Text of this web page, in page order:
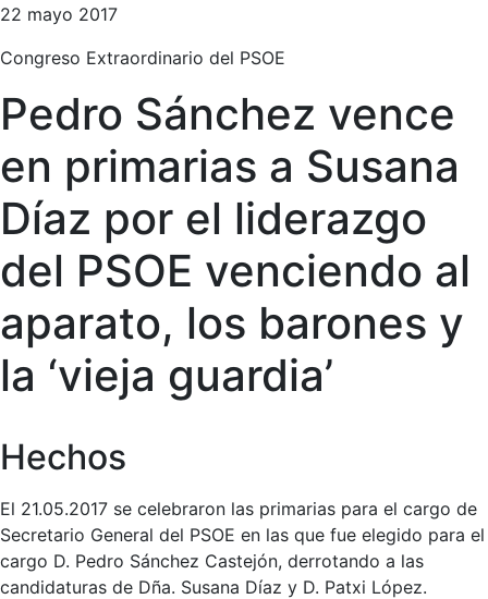
22 mayo 2017
Congreso Extraordinario del PSOE
Pedro Sánchez vence
en primarias a Susana
Díaz por el liderazgo
del PSOE venciendo al
aparato, los barones y
la ‘vieja guardia’
Hechos
El 21.05.2017 se celebraron las primarias para el cargo de
Secretario General del PSOE en las que fue elegido para el
cargo D. Pedro Sánchez Castejón, derrotando a las
candidaturas de Dña. Susana Díaz y D. Patxi López.